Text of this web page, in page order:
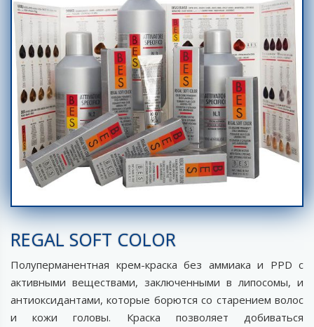
REGAL SOFT COLOR
Полуперманентная крем-краска без аммиака и PPD с
активными веществами, заключенными в липосомы, и
антиоксидантами, которые борются со старением волос
и кожи головы. Краска позволяет добиваться